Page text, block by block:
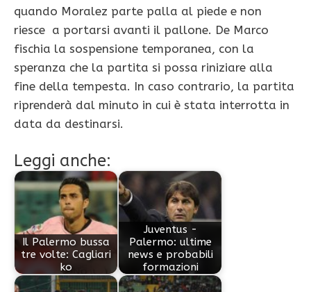
quando Moralez parte palla al piede e non
riesce a portarsi avanti il pallone. De Marco
fischia la sospensione temporanea, con la
speranza che la partita si possa riniziare alla
fine della tempesta. In caso contrario, la partita
riprenderà dal minuto in cui è stata interrotta in
data da destinarsi.
Leggi anche:
Il Palermo bussa
tre volte: Cagliari
ko
Juventus -
Palermo: ultime
news e probabili
formazioni